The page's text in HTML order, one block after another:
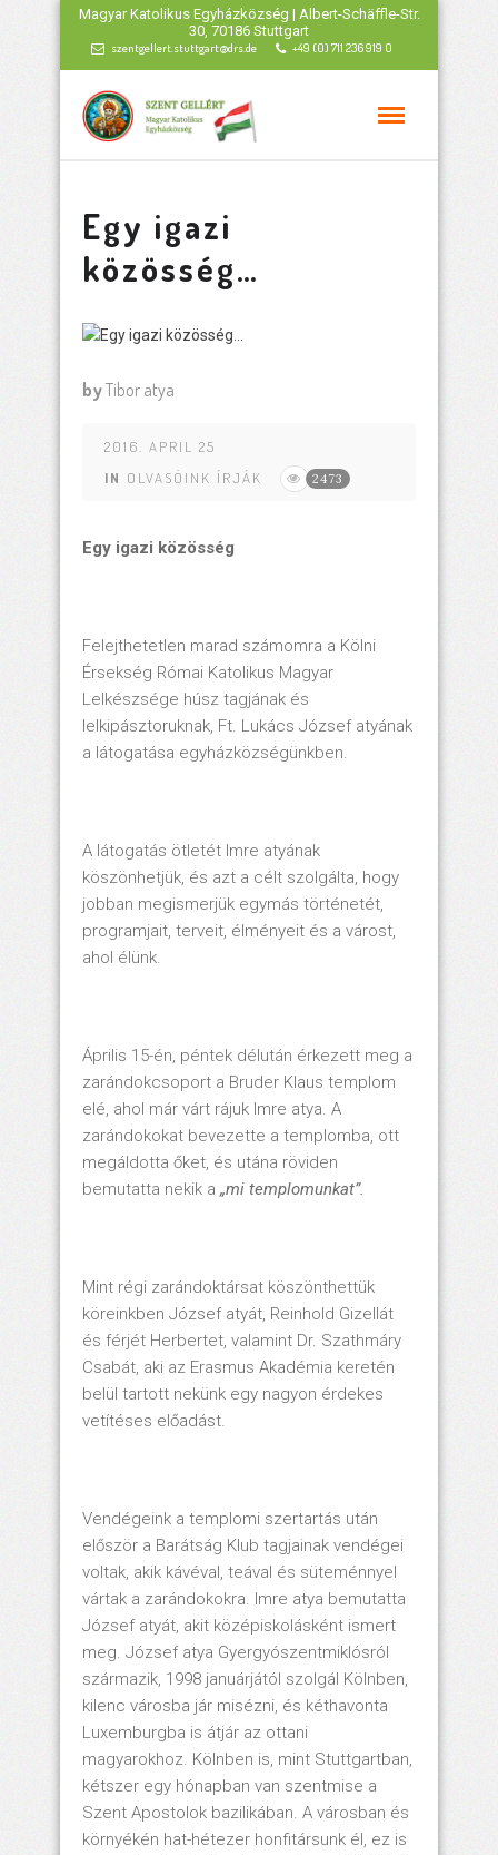
Magyar Katolikus Egyházközség | Albert-Schäffle-Str.
30, 70186 Stuttgart
szentgellert.stuttgart@drs.de +49 (0) 711 236 919 0
Egy igazi
közösség…
byTibor atya
2016. APRIL 25
IN OLVASÓINK ÍRJÁK 2473
Egy igazi közösség
Felejthetetlen marad számomra a Kölni
Érsekség Római Katolikus Magyar
Lelkészsége húsz tagjának és
lelkipásztoruknak, Ft. Lukács József atyának
a látogatása egyházközségünkben.
A látogatás ötletét Imre atyának
köszönhetjük, és azt a célt szolgálta, hogy
jobban megismerjük egymás történetét,
programjait, terveit, élményeit és a várost,
ahol élünk.
Április 15-én, péntek délután érkezett meg a
zarándokcsoport a Bruder Klaus templom
elé, ahol már várt rájuk Imre atya. A
zarándokokat bevezette a templomba, ott
megáldotta őket, és utána röviden
bemutatta nekik a „mi templomunkat”.
Mint régi zarándoktársat köszönthettük
köreinkben József atyát, Reinhold Gizellát
és férjét Herbertet, valamint Dr. Szathmáry
Csabát, aki az Erasmus Akadémia keretén
belül tartott nekünk egy nagyon érdekes
vetítéses előadást.
Vendégeink a templomi szertartás után
először a Barátság Klub tagjainak vendégei
voltak, akik kávéval, teával és süteménnyel
vártak a zarándokokra. Imre atya bemutatta
József atyát, akit középiskolásként ismert
meg. József atya Gyergyószentmiklósról
származik, 1998 januárjától szolgál Kölnben,
kilenc városba jár misézni, és kéthavonta
Luxemburgba is átjár az ottani
magyarokhoz. Kölnben is, mint Stuttgartban,
kétszer egy hónapban van szentmise a
Szent Apostolok bazilikában. A városban és
környékén hat-hétezer honfitársunk él, ez is